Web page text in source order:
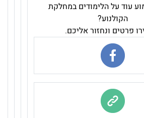
עוד על הלימודים במחלקת
הקולנוע?
פרטים ונחזור אליכם.